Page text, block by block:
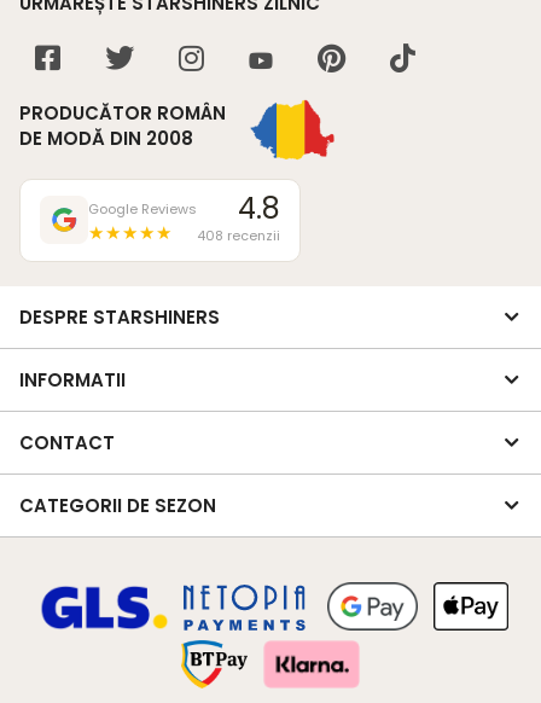
PRODUCĂTOR ROMÂN
DE MODĂ DIN 2008
Google Reviews
★★★★★
4.8
408 recenzii
DESPRE STARSHINERS
INFORMATII
CONTACT
CATEGORII DE SEZON